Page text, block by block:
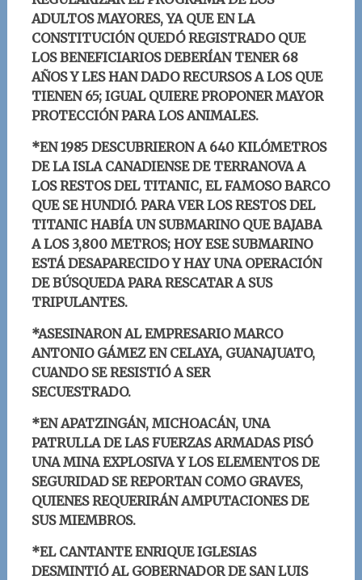
ADULTOS MAYORES, YA QUE EN LA
CONSTITUCIÓN QUEDÓ REGISTRADO QUE
LOS BENEFICIARIOS DEBERÍAN TENER 68
AÑOS Y LES HAN DADO RECURSOS A LOS QUE
TIENEN 65; IGUAL QUIERE PROPONER MAYOR
PROTECCIÓN PARA LOS ANIMALES.
*EN 1985 DESCUBRIERON A 640 KILÓMETROS
DE LA ISLA CANADIENSE DE TERRANOVA A
LOS RESTOS DEL TITANIC, EL FAMOSO BARCO
QUE SE HUNDIÓ. PARA VER LOS RESTOS DEL
TITANIC HABÍA UN SUBMARINO QUE BAJABA
A LOS 3,800 METROS; HOY ESE SUBMARINO
ESTÁ DESAPARECIDO Y HAY UNA OPERACIÓN
DE BÚSQUEDA PARA RESCATAR A SUS
TRIPULANTES.
*ASESINARON AL EMPRESARIO MARCO
ANTONIO GÁMEZ EN CELAYA, GUANAJUATO,
CUANDO SE RESISTIÓ A SER
SECUESTRADO.
*EN APATZINGÁN, MICHOACÁN, UNA
PATRULLA DE LAS FUERZAS ARMADAS PISÓ
UNA MINA EXPLOSIVA Y LOS ELEMENTOS DE
SEGURIDAD SE REPORTAN COMO GRAVES,
QUIENES REQUERIRÁN AMPUTACIONES DE
SUS MIEMBROS.
*EL CANTANTE ENRIQUE IGLESIAS
DESMINTIÓ AL GOBERNADOR DE SAN LUIS